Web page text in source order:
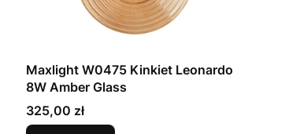
Maxlight W0475 Kinkiet Leonardo
8W Amber Glass
Cena
325,00 zł